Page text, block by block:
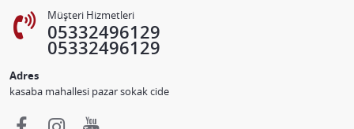
Müşteri Hizmetleri
05332496129
05332496129
Adres
kasaba mahallesi pazar sokak cide